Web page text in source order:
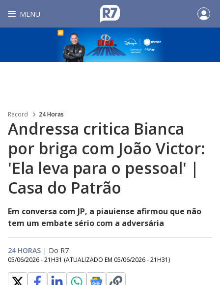
MENU
Record 24 Horas
Andressa critica Bianca
por briga com João Victor:
'Ela leva para o pessoal' |
Casa do Patrão
Em conversa com JP, a piauiense afirmou que não
tem um embate sério com a adversária
24 HORAS | Do R7
05/06/2026 - 21H31 (ATUALIZADO EM 05/06/2026 - 21H31)